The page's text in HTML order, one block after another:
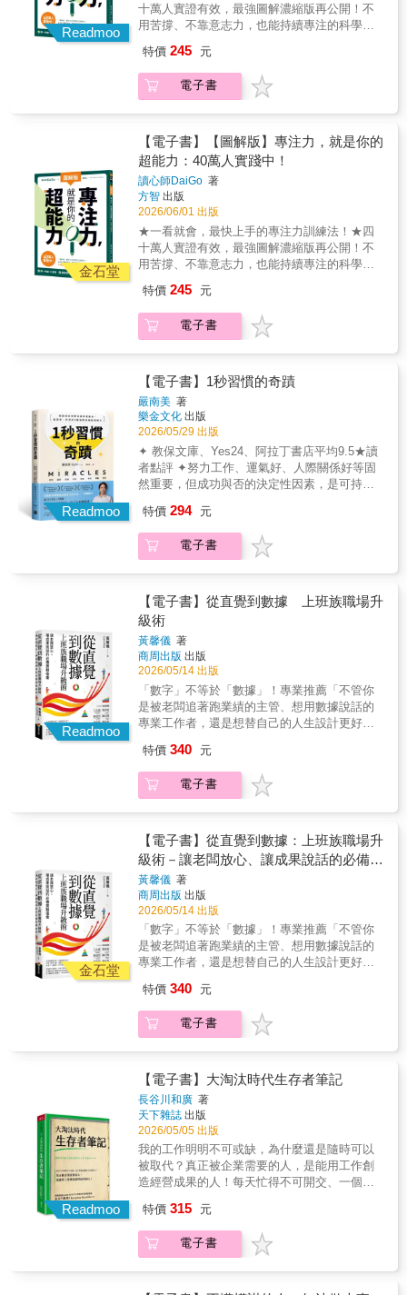
到以下這5件事：✔工作更有條理✔效率明顯提
升✔突發任務出現時也能從容處理✔不再被時間
工作。掌握安排工作的能力，是AI時代最重要
的職場競爭力，讓你從做不完的日常，走向有
節奏的工作方式。這本書，就是每個職場人都
該學會的工作基本功。【本書特色】1.高效工
作的「安排流程六大步驟」從確認目標、列出
待辦事項到安排時程，建立清晰的工作流程，
讓任務不再混亂。2.用「5W3H思考法」快速釐
清任務方向 在開始行動前先弄清楚目標與需
求，避免白忙或重做，大幅提升工作效率。3.
職場人從日常工作到專案管理都適用的規劃技
巧運用待辦清單、行程安排與時間預估，幫助
你有效掌握進度與優先順序。4.專屬「左右欄
筆記法」 在記錄資訊的同時整理下一步行動，
讓筆記直接變成執行力。5.打造高效率的工作
節奏與環境從桌面整理、時間分配到專注節
奏，建立不靠加班也能完成工作的高效習慣。
【推薦人】Zen大｜《超快速讀書法》作者、知
識變現力講師丹倫｜主管菜鳥生存術 經營者朱
到自由的本事》作者
達成的目標是什麼。這些能力，才是職場上最
不容易被取代的競爭力。 本書作者井出元子長
年擔任企業經營顧問的祕書與人才培訓講師，
務。在高度忙碌的工作環境中，她逐漸整理出
一套高效率的工作安排方法。 透過書中88個實
戰技巧，你將學會最關鍵的3大能力：◆想清楚
標與條件。透過5W3H思考法，確保方向正確，
避免白忙一場。◆安排好工作的能力把任務拆
解為具體步驟，安排順序與時間，讓事情按照
最有效率的流程完成。◆把任務確實完成的能
力透過溝通、協調與執行，讓工作真正落地，
而不是停留在計畫。讀完這本書，你會開始做
到以下這5件事：✔工作更有條理✔效率明顯提
升✔突發任務出現時也能從容處理✔不再被時間
工作。掌握安排工作的能力，是AI時代最重要
節奏的工作方式。這本書，就是每個職場人都
該學會的工作基本功。【本書特色】1.高效工
作的「安排流程六大步驟」從確認目標、列出
待辦事項到安排時程，建立清晰的工作流程，
讓任務不再混亂。2.用「5W3H思考法」快速釐
清任務方向 在開始行動前先弄清楚目標與需
求，避免白忙或重做，大幅提升工作效率。3.
職場人從日常工作到專案管理都適用的規劃技
巧運用待辦清單、行程安排與時間預估，幫助
你有效掌握進度與優先順序。4.專屬「左右欄
筆記法」 在記錄資訊的同時整理下一步行動，
讓筆記直接變成執行力。5.打造高效率的工作
節奏與環境從桌面整理、時間分配到專注節
奏，建立不靠加班也能完成工作的高效習慣。
【推薦人】Zen大｜《超快速讀書法》作者、知
識變現力講師丹倫｜主管菜鳥生存術 經營者朱
書》作者、TMBA共同創辦人劉奕酉｜《自律
到自由的本事》作者
Readmoo
十萬人實證有效，最強圖解濃縮版再公開！不
用苦撐、不靠意志力，也能持續專注的科學方
也能進入高效狀態讓專注力變成你的超能力！
最一目了然的圖解快學版！讀心師DaiGo，小時
候曾是全校倒數、無法專注的問題學生，卻靠
者。本書完整揭露——18個專注力訓練技巧你
將學會：★ 駕馭專注力的3大原則★ 啟動專注
力的7大關鍵引擎★ 快速恢復專注的3種方法★
自然養成專注的5大時間術不只Daigo自己，看
過《專注力，就是你的超能力》的讀者也見證
頻出，甚至紛紛敲碗更簡明的圖解版，讓家人
親朋也能跟著快速學會這個方法，讓每個努力
都能夠事半功倍、結實累累。
特價 245 元
電子書
金石堂
【電子書】【圖解版】專注力，就是你的
超能力：40萬人實踐中！
讀心師DaiGo 著
方智 出版
2026/06/01 出版
★一看就會，最快上手的專注力訓練法！★四
十萬人實證有效，最強圖解濃縮版再公開！不
用苦撐、不靠意志力，也能持續專注的科學方
也能進入高效狀態讓專注力變成你的超能力！
最一目了然的圖解快學版！讀心師DaiGo，小時
候曾是全校倒數、無法專注的問題學生，卻靠
者。本書完整揭露——18個專注力訓練技巧你
將學會：★ 駕馭專注力的3大原則★ 啟動專注
力的7大關鍵引擎★ 快速恢復專注的3種方法★
自然養成專注的5大時間術不只Daigo自己，看
過《專注力，就是你的超能力》的讀者也見證
頻出，甚至紛紛敲碗更簡明的圖解版，讓家人
親朋也能跟著快速學會這個方法，讓每個努力
都能夠事半功倍、結實累累。
特價 245 元
電子書
Readmoo
【電子書】1秒習慣的奇蹟
嚴南美 著
樂金文化 出版
2026/05/29 出版
✦ 教保文庫、Yes24、阿拉丁書店平均9.5★讀
者點評 ✦努力工作、運氣好、人際關係好等固
然重要，但成功與否的決定性因素，是可持續
奇蹟解方◤每天只花1秒鐘，我開了2家出版
社、出了8本暢銷書、完成10次全程馬拉松和1
次鐵人三項。◢世界知名成功學大師東尼．羅
在於後者相信問題會永遠存在。本書作者曾經
每天起床時都感到厭煩、疲倦，對前途未卜的
人生感到茫然，終日都彷如身處地獄。後來他
下定決心改變現況，希望能重新找回屬於自己
的理想生活，於是開始每日花1秒鐘實踐8種奇
蹟解方：✦ M冥想——尋找內心的答案✦ I 觀想
——將理想人生視覺化✦ R閱讀——獲取他人
的經驗✦ A肯定——告訴自己可以做到✦ C清潔
——只留下重要的夢想✦ L學習——成為更好的
存在✦ E運動——身心都會變得強大✦ S書寫
社、出了8本暢銷書、完成10次全程馬拉松和1
次鐵人三項，擁有先前想都沒想過的人生。▍
如果投資1秒鐘就能改變人生，你願意嗎？《原
習慣，就要讓習慣有吸引力且容易執行。而作
者提出的實踐奇蹟解方的1秒習慣，正是必定能
無痛執行的行動，因為幾乎跟喝水一樣簡單。
只要養成實踐奇蹟解方的1秒習慣，複利效果將
會隨時間推移而增加。你是否覺得連讀書中一
行字的1秒鐘都抽不出來？當你還在想著自己根
本沒時間的同時，1秒鐘已悄然流逝。
特價 294 元
電子書
Readmoo
【電子書】從直覺到數據 上班族職場升
級術
黃馨儀 著
商周出版 出版
2026/05/14 出版
「數字」不等於「數據」！專業推薦「不管你
是被老闆追著跑業績的主管、想用數據說話的
專業工作者，還是想替自己的人生設計更好選
簡報與教學教練、F學院創辦人 王永福「AI 會
幫你分析，但不會替你做決定。知識快速貶
值，我們更需要一套清晰的判斷邏輯，讓你能
轉化為朗朗上口的口訣。或許你曾讀過類似主
題的書籍，但這本相信是你最容易吸收內化的
一本！」――大人學共同創辦人 姚詩豪「誠摯
推薦這本好書《從直覺到數據》，讓我們不僅
是更多地發現這個世界，也能更好地看見這個
世界。」――郝聲音Podcast主持人 郝旭烈
「如何在有限時間內創造倍增績效，讓企業成
為業界前三大，不只是依賴經驗與專業技能來
實現，而是需要運用「數據分析」尋找商機與
利基。」――聯聖企管創辦人 陳宗賢「作者將
式運用這些方法，在當今書市中實屬難得，是
一本能有效強化理性思維的佳作。」――JW 智
緯管理顧問有限公司 總經理 張敏敏「數據思
的邏輯，讓決策不再是孤注一擲的賭博，而是
能持續產生複利的科學。本書正是將這份科學
落實於職場的導航圖。Cynthia透過PACE法
則，精準破解上班族『空有努力卻無成果』與
『溝通無交集』的痛點，引領讀者從盲目的執
行者，蛻變為擁有數據話語權的決策者。」
――《高勝算的本事》作者 劉奕酉「這不是
技術手冊，這是一本教你在資訊洪流中『活下
來』的生存指南。」――換框思維力、湧動國
際教練學校校長 賴婷婷「要克服『資訊過
特價 340 元
電子書
金石堂
【電子書】從直覺到數據：上班族職場升
級術－讓老闆放心、讓成果說話的必備實
戰指南
黃馨儀 著
商周出版 出版
2026/05/14 出版
「數字」不等於「數據」！專業推薦「不管你
是被老闆追著跑業績的主管、想用數據說話的
專業工作者，還是想替自己的人生設計更好選
簡報與教學教練、F學院創辦人 王永福「AI 會
幫你分析，但不會替你做決定。知識快速貶
值，我們更需要一套清晰的判斷邏輯，讓你能
轉化為朗朗上口的口訣。或許你曾讀過類似主
題的書籍，但這本相信是你最容易吸收內化的
一本！」――大人學共同創辦人 姚詩豪「誠摯
推薦這本好書《從直覺到數據》，讓我們不僅
是更多地發現這個世界，也能更好地看見這個
世界。」――郝聲音Podcast主持人 郝旭烈
「如何在有限時間內創造倍增績效，讓企業成
為業界前三大，不只是依賴經驗與專業技能來
實現，而是需要運用「數據分析」尋找商機與
培訓現場的實務情境帶入書中，使讀者能沉浸
式運用這些方法，在當今書市中實屬難得，是
一本能有效強化理性思維的佳作。」――JW 智
緯管理顧問有限公司 總經理 張敏敏「數據思
特價 340 元
電子書
Readmoo
【電子書】大淘汰時代生存者筆記
長谷川和廣 著
天下雜誌 出版
2026/05/05 出版
我的工作明明不可或缺，為什麼還是隨時可以
被取代？真正被企業需要的人，是能用工作創
造經營成果的人！每天忙得不可開交、一個人
能證明自己的價值，直到面臨組織調整、資源
開始收縮時，才發現：做得多，不等於被需
要；真正被留下來的，從來不是最拚命的人。
特價 315 元
電子書